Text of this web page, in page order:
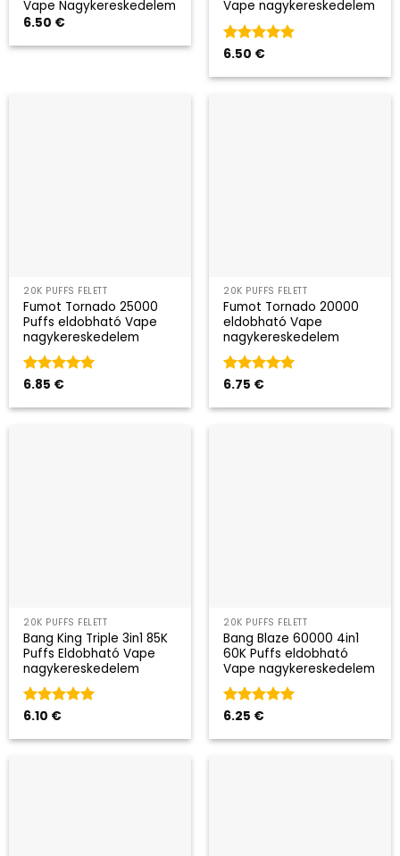
Vape Nagykereskedelem
6.50 €
Vape nagykereskedelem
Kategória
6.50 €
20K PUFFS FELETT
Fumot Tornado 25000
Puffs eldobható Vape
nagykereskedelem
Kategória
6.85 €
20K PUFFS FELETT
Fumot Tornado 20000
eldobható Vape
nagykereskedelem
Kategória
6.75 €
20K PUFFS FELETT
Bang King Triple 3in1 85K
Puffs Eldobható Vape
nagykereskedelem
Kategória
6.10 €
20K PUFFS FELETT
Bang Blaze 60000 4in1
60K Puffs eldobható
Vape nagykereskedelem
Kategória
6.25 €